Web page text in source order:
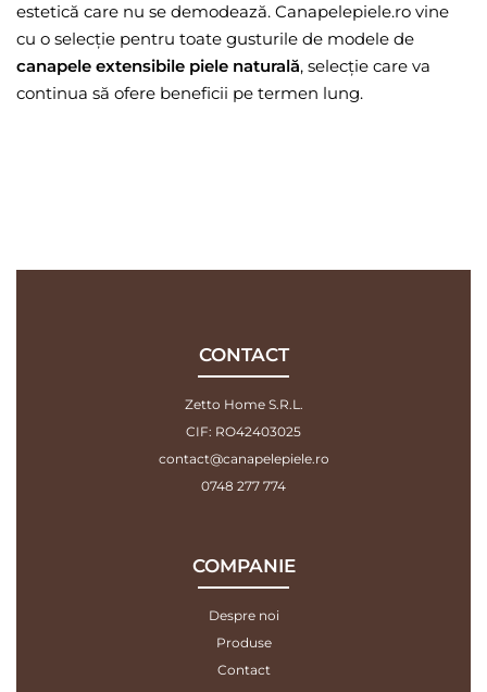
estetică care nu se demodează. Canapelepiele.ro vine
cu o selecție pentru toate gusturile de modele de
canapele extensibile piele naturală, selecție care va
continua să ofere beneficii pe termen lung.
CONTACT
Zetto Home S.R.L.
CIF: RO42403025
contact@canapelepiele.ro
0748 277 774
COMPANIE
Despre noi
Produse
Contact